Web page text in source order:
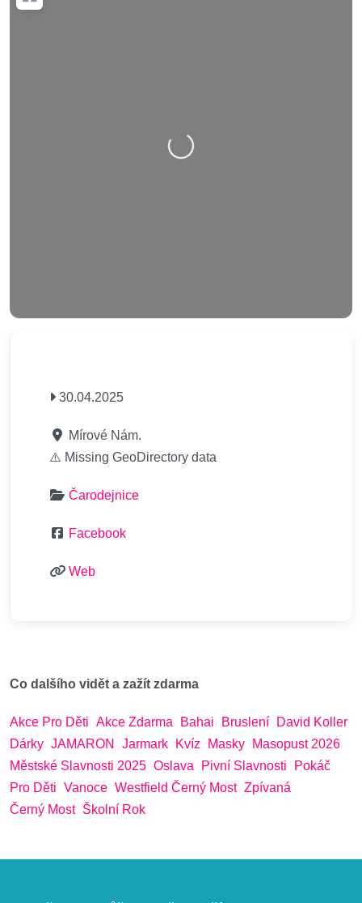
Nahrávání….
30.04.2025
Mírové Nám.
⚠️ Missing GeoDirectory data
Čarodejnice
Facebook
Web
Co dalšího vidět a zažít zdarma
Akce Pro Děti Akce Zdarma Bahai Bruslení
David Koller
Dárky JAMARON Jarmark Kvíz Masky
Masopust 2026
Městské Slavnosti 2025 Oslava Pivní Slavnosti
Pokáč
Pro Děti Vanoce Westfield Černý Most Zpívaná
Černý Most Školní Rok